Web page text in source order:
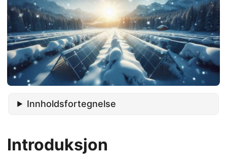
Innholdsfortegnelse
Introduksjon